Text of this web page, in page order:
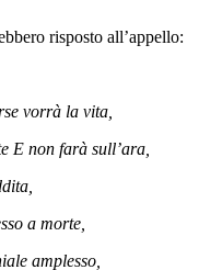
risposto all’appello:
vorrà la vita,
E non farà sull’ara,
a morte,
amplesso,